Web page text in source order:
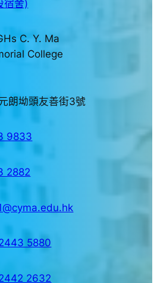
宿舍)
C. Y. Ma
College
朗坳頭友善街3號
9833
2882
5880
2632